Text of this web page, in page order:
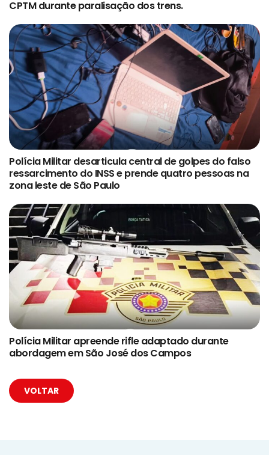
CPTM durante paralisação dos trens.
Polícia Militar desarticula central de golpes do falso
ressarcimento do INSS e prende quatro pessoas na
zona leste de São Paulo
Polícia Militar apreende rifle adaptado durante
abordagem em São José dos Campos
VOLTAR